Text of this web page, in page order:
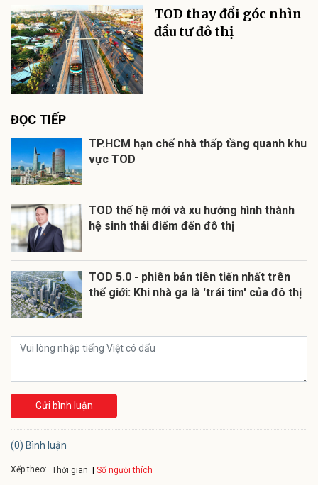
TOD thay đổi góc nhìn
đầu tư đô thị
ĐỌC TIẾP
TP.HCM hạn chế nhà thấp tầng quanh khu
vực TOD
TOD thế hệ mới và xu hướng hình thành
hệ sinh thái điểm đến đô thị
TOD 5.0 - phiên bản tiên tiến nhất trên
thế giới: Khi nhà ga là 'trái tim' của đô thị
Gửi bình luận
(0) Bình luận
Xếp theo: Thời gian Số người thích